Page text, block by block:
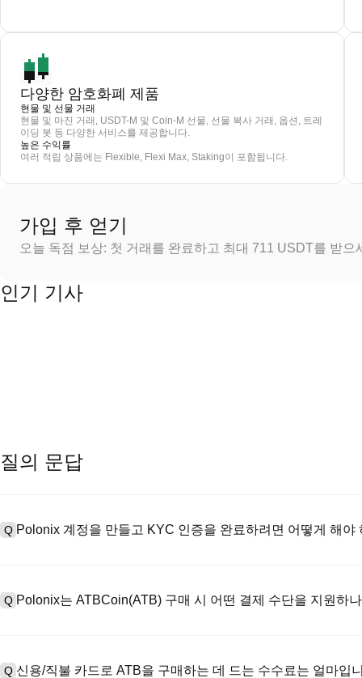
다양한 암호화폐 제품
현물 및 선물 거래
현물 및 마진 거래, USDT-M 및 Coin-M 선물, 선물 복사 거래, 옵션, 트레
이딩 봇 등 다양한 서비스를 제공합니다.
높은 수익률
여러 적립 상품에는 Flexible, Flexi Max, Staking이 포함됩니다.
가입 후 얻기
오늘 독점 보상: 첫 거래를 완료하고 최대 711 USDT를 받으
인기 기사
질의 문답
Q Polonix 계정을 만들고 KYC 인증을 완료하려면 어떻게 해야
하여 유효한 신분증 문서를 업로드하고 셀카를 찍어 KYC 인증을 완
Q Polonix는 ATBCoin(ATB) 구매 시 어떤 결제 수단을 지원하
를 초과하는 대규모 거래에 대한 장외 거래(OTC 거래, 맞춤형 견적
Q 신용/직불 카드로 ATB을 구매하는 데 드는 수수료는 얼마입